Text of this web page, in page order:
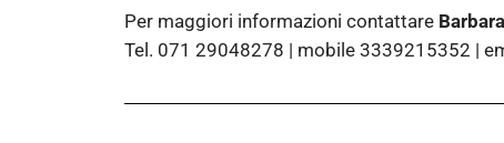
Per maggiori informazioni contattare
Tel. 071 29048278 | mobile 3339215352 |